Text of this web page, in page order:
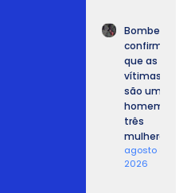
Bombeiros
confirmam
que as
vítimas
são um
homem e
três
mulheres.
agosto 8,
2026